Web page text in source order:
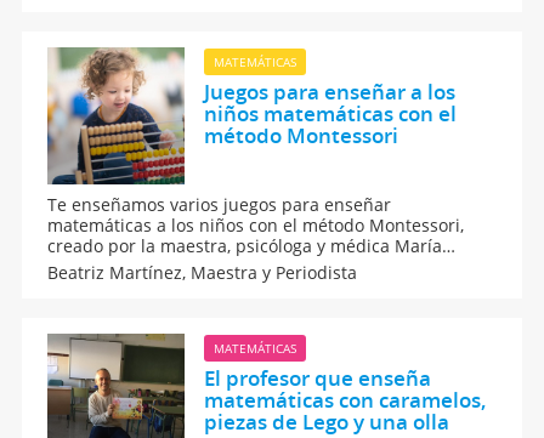
MATEMÁTICAS
Juegos para enseñar a los
niños matemáticas con el
método Montessori
Te enseñamos varios juegos para enseñar
matemáticas a los niños con el método Montessori,
creado por la maestra, psicóloga y médica María
Montessori. Ejercicios matemáticos que los niños
aprenderán a su ritmo y de una forma motivadora y
Beatriz Martínez, Maestra y Periodista
MATEMÁTICAS
El profesor que enseña
matemáticas con caramelos,
piezas de Lego y una olla